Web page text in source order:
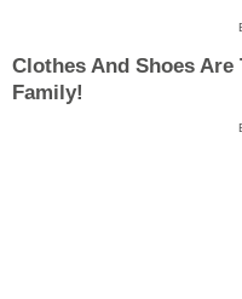
Clothes And Shoes
Family!